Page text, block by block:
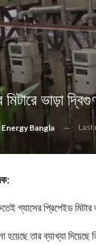
মিটারে ভাড়া
Energy Bangla Last
গ্যাসের প্রিপেইড
হয়েছে তার ব্যাখ্যা